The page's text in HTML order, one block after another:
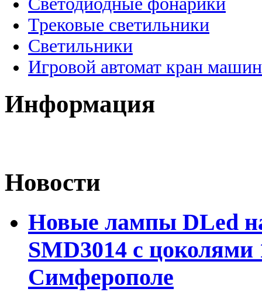
Трековые светильники
Светильники
Игровой автомат кран
Информация
Новости
Новые лампы DLed
SMD3014 с цоколями
Симферополе